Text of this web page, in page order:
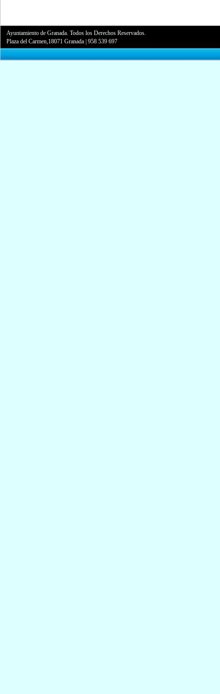
Ayuntamiento de Granada. Todos los Derechos Reservados.
Plaza del Carmen,18071 Granada |958 539 697